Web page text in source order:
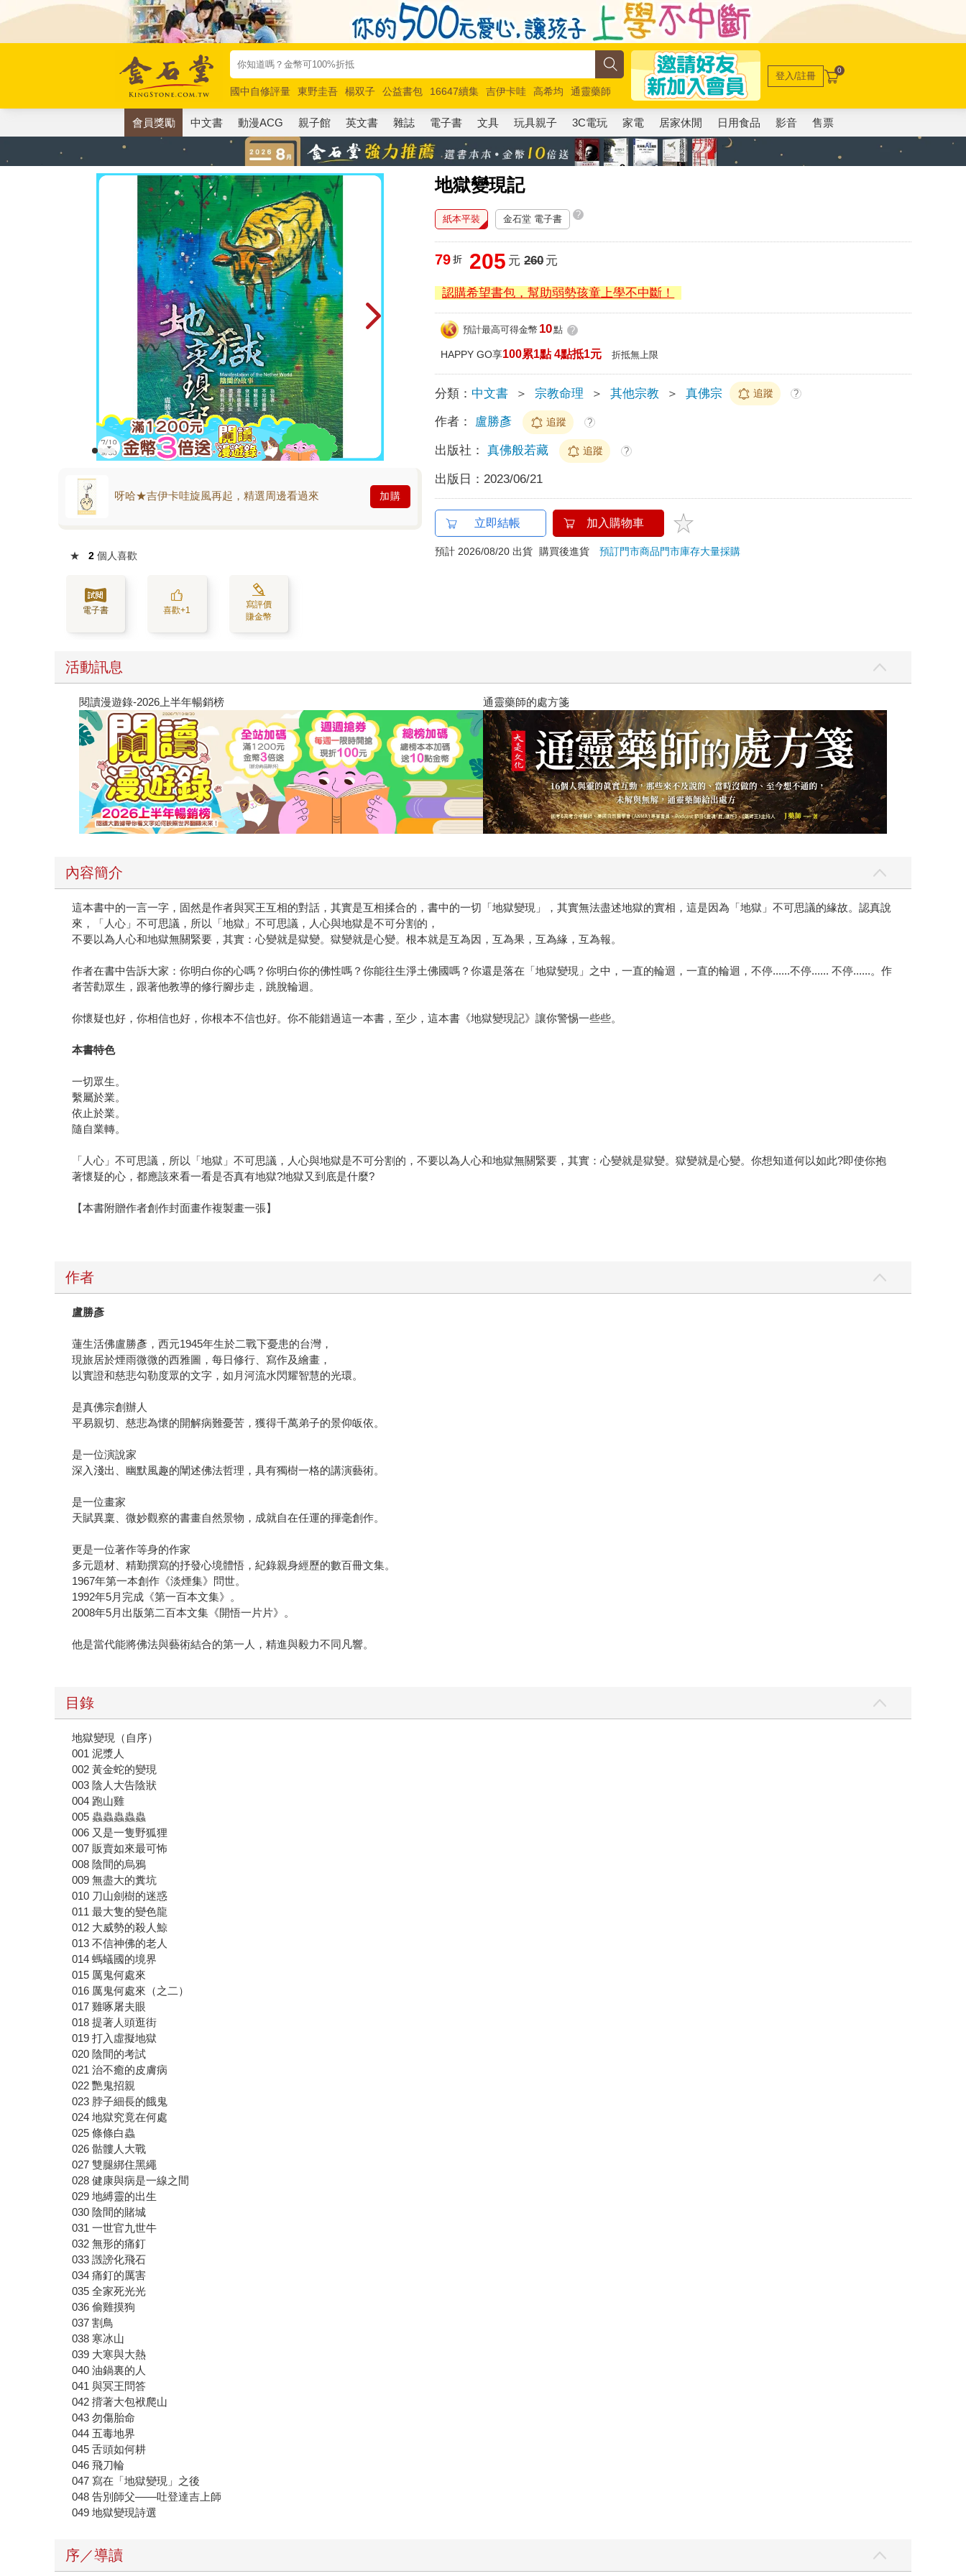
國中自修評量 東野圭吾 楊双子 公益書包 16647續集 吉伊卡哇 高希均
通靈藥師
唯紅花綻放
奧德賽 路邊攤新作 馬斯克 玩具總動員5 超慢跑
登入/註冊 0
會員獎勵 中文書 動漫ACG 親子館 英文書 雜誌 電子書 文具 玩具親子 3C電玩 家電 居家休閒 日用食品 影音 售票
地獄變現記
呀哈★吉伊卡哇旋風再起，精選周邊看過來 加購
★ 2 個人喜歡
電子書 喜歡+1
寫評價
賺金幣
紙本平裝 金石堂 電子書 ?
79 折 205 元 260元
認購希望書包，幫助弱勢孩童上學不中斷！
預計最高可得金幣 10點 ?
HAPPY GO享100累1點 4點抵1元 折抵無上限
分類： 中文書 ＞ 宗教命理 ＞ 其他宗教 ＞ 真佛宗 追蹤 ?
作者： 盧勝彥 追蹤 ?
出版社： 真佛般若藏 追蹤 ?
出版日： 2023/06/21
立即結帳 加入購物車
預計 2026/08/20 出貨 購買後進貨預訂門市商品門市庫存大量採購
活動訊息
閱讀漫遊錄-2026上半年暢銷榜 通靈藥師的處方箋
內容簡介
這本書中的一言一字，固然是作者與冥王互相的對話，其實是互相揉合的，書中的一切「地獄變現」，其實無法盡述地獄的實相，這是因為「地獄」不可思議的緣故。認真說
來，「人心」不可思議，所以「地獄」不可思議，人心與地獄是不可分割的，
不要以為人心和地獄無關緊要，其實：心變就是獄變。獄變就是心變。根本就是互為因，互為果，互為緣，互為報。
作者在書中告訴大家：你明白你的心嗎？你明白你的佛性嗎？你能往生淨土佛國嗎？你還是落在「地獄變現」之中，一直的輪迴，一直的輪迴，不停......不停...... 不停......。作
者苦勸眾生，跟著他教導的修行腳步走，跳脫輪迴。
你懷疑也好，你相信也好，你根本不信也好。你不能錯過這一本書，至少，這本書《地獄變現記》讓你警惕一些些。
本書特色
一切眾生。
繫屬於業。
依止於業。
隨自業轉。
「人心」不可思議，所以「地獄」不可思議，人心與地獄是不可分割的，不要以為人心和地獄無關緊要，其實：心變就是獄變。獄變就是心變。你想知道何以如此?即使你抱
著懷疑的心，都應該來看一看是否真有地獄?地獄又到底是什麼?
【本書附贈作者創作封面畫作複製畫一張】
作者
盧勝彥
蓮生活佛盧勝彥，西元1945年生於二戰下憂患的台灣，
現旅居於煙雨微微的西雅圖，每日修行、寫作及繪畫，
以實證和慈悲勾勒度眾的文字，如月河流水閃耀智慧的光環。
是真佛宗創辦人
平易親切、慈悲為懷的開解病難憂苦，獲得千萬弟子的景仰皈依。
是一位演說家
深入淺出、幽默風趣的闡述佛法哲理，具有獨樹一格的講演藝術。
是一位畫家
天賦異稟、微妙觀察的書畫自然景物，成就自在任運的揮毫創作。
更是一位著作等身的作家
多元題材、精勤撰寫的抒發心境體悟，紀錄親身經歷的數百冊文集。
1967年第一本創作《淡煙集》問世。
1992年5月完成《第一百本文集》。
2008年5月出版第二百本文集《開悟一片片》。
他是當代能將佛法與藝術結合的第一人，精進與毅力不同凡響。
目錄
地獄變現（自序）
001 泥漿人
002 黃金蛇的變現
003 陰人大告陰狀
004 跑山雞
005 蟲蟲蟲蟲蟲
006 又是一隻野狐狸
007 販賣如來最可怖
008 陰間的烏鴉
009 無盡大的糞坑
010 刀山劍樹的迷惑
011 最大隻的變色龍
012 大威勢的殺人鯨
013 不信神佛的老人
014 螞蟻國的境界
015 厲鬼何處來
016 厲鬼何處來（之二）
017 雞啄屠夫眼
018 提著人頭逛街
019 打入虛擬地獄
020 陰間的考試
021 治不癒的皮膚病
022 艷鬼招親
023 脖子細長的餓鬼
024 地獄究竟在何處
025 條條白蟲
026 骷髏人大戰
027 雙腿綁住黑繩
028 健康與病是一線之間
029 地縛靈的出生
030 陰間的賭城
031 一世官九世牛
032 無形的痛釘
033 譭謗化飛石
034 痛釘的厲害
035 全家死光光
036 偷雞摸狗
037 割鳥
038 寒冰山
039 大寒與大熱
040 油鍋裏的人
041 與冥王問答
042 揹著大包袱爬山
043 勿傷胎命
044 五毒地界
045 舌頭如何耕
046 飛刀輪
047 寫在「地獄變現」之後
048 告別師父——吐登達吉上師
049 地獄變現詩選
序／導讀